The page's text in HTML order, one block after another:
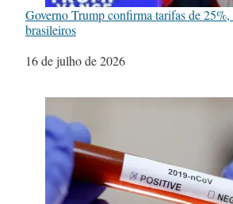
Governo Trump confirma tarifas de
brasileiros
Data
16 de julho de 2026